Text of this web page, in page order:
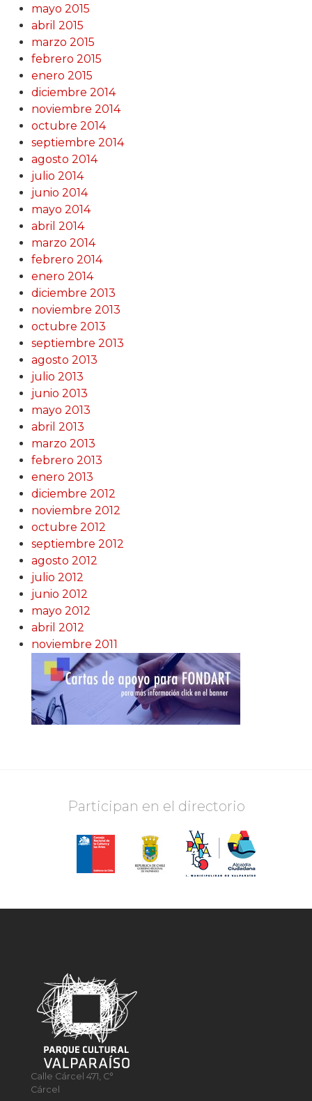
mayo 2015
abril 2015
marzo 2015
febrero 2015
enero 2015
diciembre 2014
noviembre 2014
octubre 2014
septiembre 2014
agosto 2014
julio 2014
junio 2014
mayo 2014
abril 2014
marzo 2014
febrero 2014
enero 2014
diciembre 2013
noviembre 2013
octubre 2013
septiembre 2013
agosto 2013
julio 2013
junio 2013
mayo 2013
abril 2013
marzo 2013
febrero 2013
enero 2013
diciembre 2012
noviembre 2012
octubre 2012
septiembre 2012
agosto 2012
julio 2012
junio 2012
mayo 2012
abril 2012
noviembre 2011
Participan en el directorio
Calle Cárcel 471, C°
Cárcel